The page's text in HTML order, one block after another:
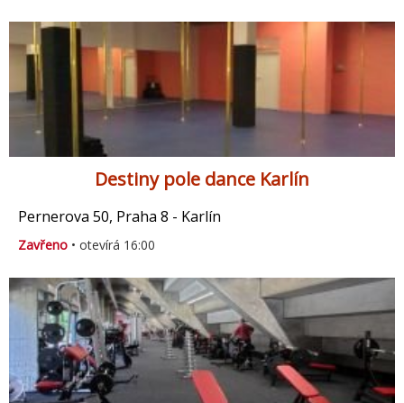
Destiny pole dance Karlín
Pernerova 50, Praha 8 - Karlín
Zavřeno • otevírá 16:00